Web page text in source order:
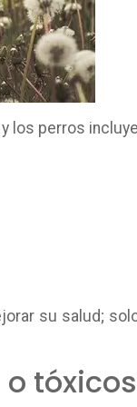
los perros
su salud;
tóxicos